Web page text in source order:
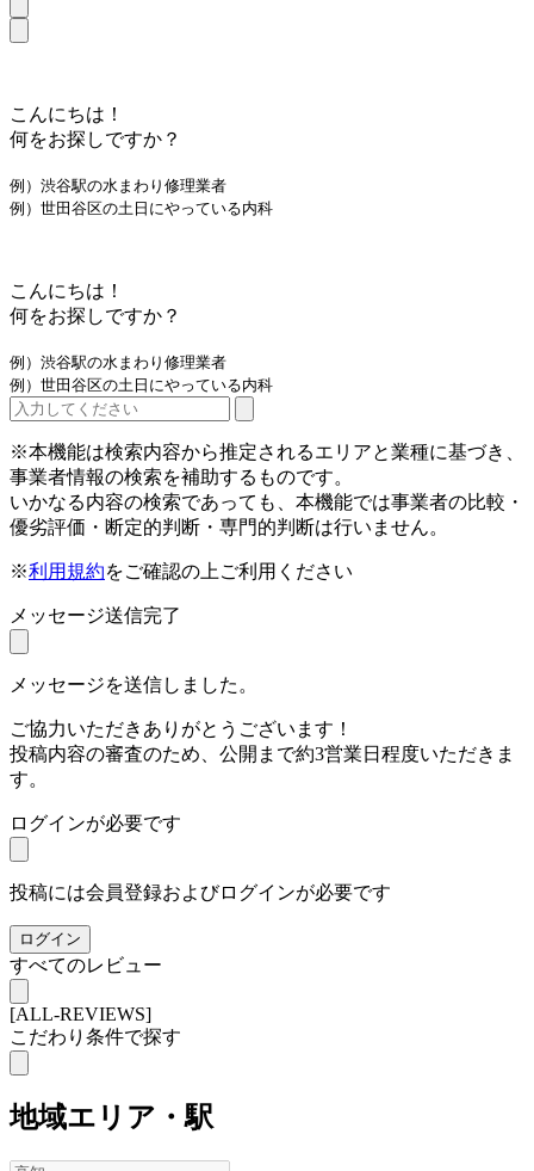
こんにちは！
何をお探しですか？
例）渋谷駅の水まわり修理業者
例）世田谷区の土日にやっている内科
こんにちは！
何をお探しですか？
例）渋谷駅の水まわり修理業者
例）世田谷区の土日にやっている内科
※本機能は検索内容から推定されるエリアと業種に基づき、
事業者情報の検索を補助するものです。
いかなる内容の検索であっても、本機能では事業者の比較・
優劣評価・断定的判断・専門的判断は行いません。
※利用規約をご確認の上ご利用ください
メッセージ送信完了
メッセージを送信しました。
ご協力いただきありがとうございます！
投稿内容の審査のため、公開まで約3営業日程度いただきま
す。
ログインが必要です
投稿には会員登録およびログインが必要です
ログイン
すべてのレビュー
[ALL-REVIEWS]
こだわり条件で探す
地域エリア・駅